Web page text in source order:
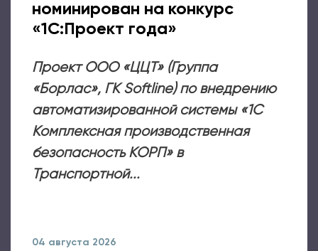
номинирован на конкурс
«1С:Проект года»
Проект ООО «ЦЦТ» (Группа
«Борлас», ГК Softline) по внедрению
автоматизированной системы «1С
Комплексная производственная
безопасность КОРП» в
Транспортной...
04 августа 2026